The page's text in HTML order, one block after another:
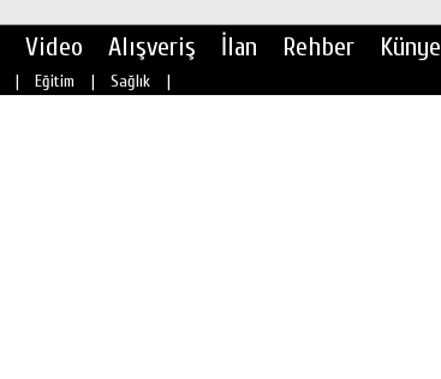
Video Alışveriş İlan Rehber Künye
| Eğitim | Sağlık |